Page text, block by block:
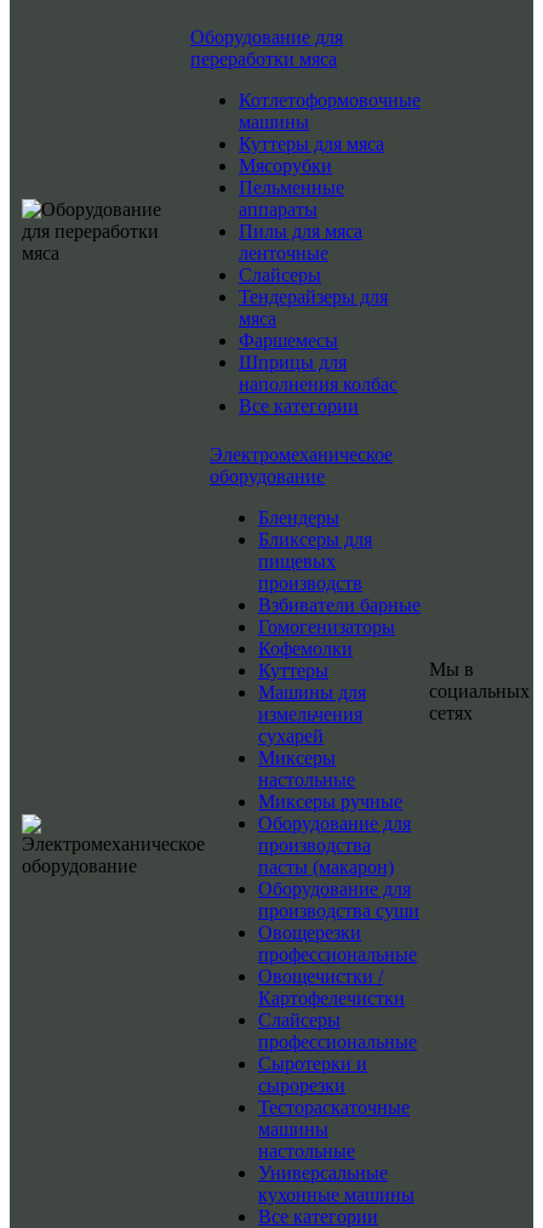
Оборудование для
переработки мяса
Котлетоформовочные
машины
Куттеры для мяса
Мясорубки
Пельменные
аппараты
Пилы для мяса
ленточные
Слайсеры
Тендерайзеры для
мяса
Фаршемесы
Шприцы для
наполнения колбас
Все категории
Электромеханическое
оборудование
Блендеры
Бликсеры для
пищевых
производств
Взбиватели барные
Гомогенизаторы
Кофемолки
Куттеры
Машины для
измельчения
сухарей
Миксеры
настольные
Миксеры ручные
Оборудование для
производства
пасты (макарон)
Оборудование для
производства суши
Овощерезки
профессиональные
Овощечистки /
Картофелечистки
Слайсеры
профессиональные
Сыротерки и
сырорезки
Тестораскаточные
машины
настольные
Универсальные
кухонные машины
Все категории
Мы в
социальных
сетях